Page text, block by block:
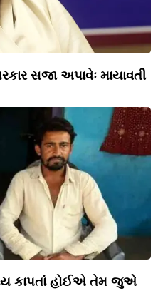
સજા અપાવેઃ માયાવતી
કાપતાં હોઈએ તેમ જુએ